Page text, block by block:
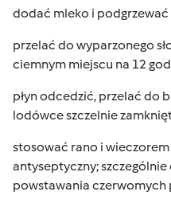
dodać mleko i podgrzewać
przelać do wyparzonego
ciemnym miejscu na 12
płyn odcedzić, przelać do
lodówce szczelnie
stosować rano i
antyseptyczny; szczególnie
powstawania czerwomych